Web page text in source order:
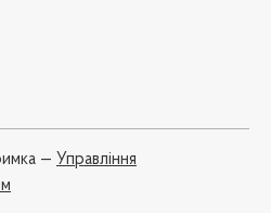
— Управління